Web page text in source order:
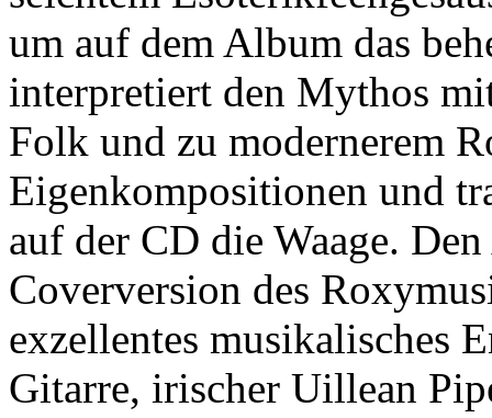
um auf dem Album das
interpretiert den Mythos
Folk und zu modernerem
Eigenkompositionen und
auf der CD die Waage.
Coverversion des
exzellentes musikalisches
Gitarre, irischer Uillean